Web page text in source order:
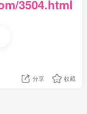
3504.html
分享 收藏